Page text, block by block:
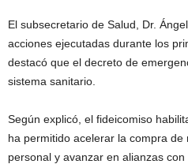
El subsecretario de Salud, Dr.
acciones ejecutadas durante los
destacó que el decreto de
sistema sanitario.
Según explicó, el fideicomiso
ha permitido acelerar la compra
personal y avanzar en alianzas